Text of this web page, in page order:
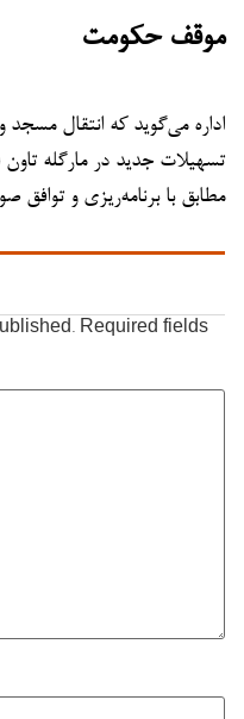
موقف حکومت
اداره می‌گوید که انتقال مسجد
تسهیلات جدید در مارگله تاون
مطابق با برنامه‌ریزی و توافق
Required fields